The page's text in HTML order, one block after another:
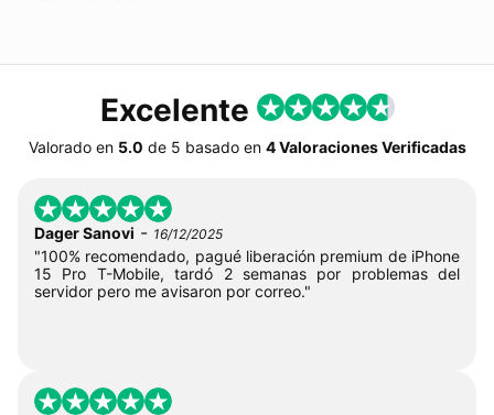
Excelente
Valorado en 5.0 de 5 basado en 4 Valoraciones Verificadas
Dager Sanovi - 16/12/2025
"100% recomendado, pagué liberación premium de iPhone
15 Pro T-Mobile, tardó 2 semanas por problemas del
servidor pero me avisaron por correo."